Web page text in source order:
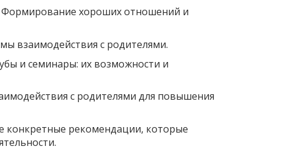
Формирование хороших отношений и
взаимодействия с родителями.
и семинары: их возможности и
с родителями для повышения
конкретные рекомендации, которые